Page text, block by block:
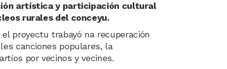
artística y participación cultural
rurales del conceyu.
el proyectu trabayó na recuperación
canciones populares, la
por vecinos y vecines.